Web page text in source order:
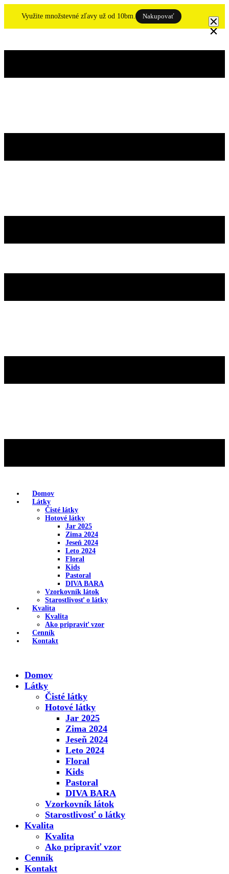
Využite množstevné zľavy už od 10bm. Nakupovať
Domov
Látky
Čisté látky
Hotové látky
Jar 2025
Zima 2024
Jeseň 2024
Leto 2024
Floral
Kids
Pastoral
DIVA BARA
Vzorkovník látok
Starostlivosť o látky
Kvalita
Kvalita
Ako pripraviť vzor
Cenník
Kontakt
Domov
Látky
Čisté látky
Hotové látky
Jar 2025
Zima 2024
Jeseň 2024
Leto 2024
Floral
Kids
Pastoral
DIVA BARA
Vzorkovník látok
Starostlivosť o látky
Kvalita
Kvalita
Ako pripraviť vzor
Cenník
Kontakt